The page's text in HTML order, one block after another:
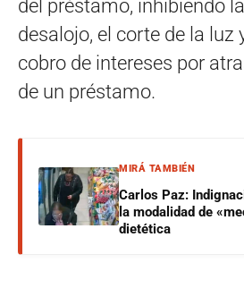
del préstamo, inhibiendo
desalojo, el corte de la luz
cobro de intereses por
de un préstamo.
MIRÁ TAMBIÉN
Carlos Paz:
la modalidad de
dietética